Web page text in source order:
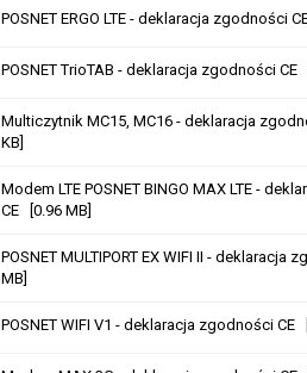
POSNET ERGO LTE - deklaracja zgodności
POSNET TrioTAB - deklaracja zgodności CE
Multiczytnik MC15, MC16 - deklaracja
KB]
Modem LTE POSNET BINGO MAX LTE -
CE [0.96 MB]
POSNET MULTIPORT EX WIFI II - deklaracja
MB]
POSNET WIFI V1 - deklaracja zgodności CE